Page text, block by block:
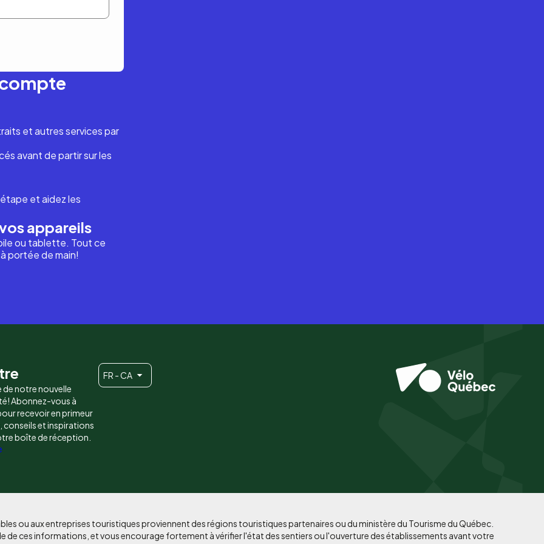
et autres services par
avant de partir sur les
et aidez les
appareils
ou tablette. Tout ce
portée de main!
de notre nouvelle
Abonnez-vous à
recevoir en primeur
conseils et inspirations
boîte de réception.
FR - CA
ou aux entreprises touristiques proviennent des régions touristiques partenaires ou du ministère du Tourisme du Québec.
de ces informations, et vous encourage fortement à vérifier l'état des sentiers ou l'ouverture des établissements avant votre